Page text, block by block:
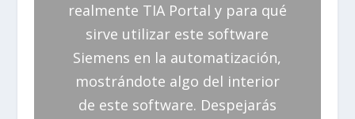
realmente TIA Portal y para qué
sirve utilizar este software
Siemens en la automatización,
mostrándote algo del interior
de este software. Despejarás